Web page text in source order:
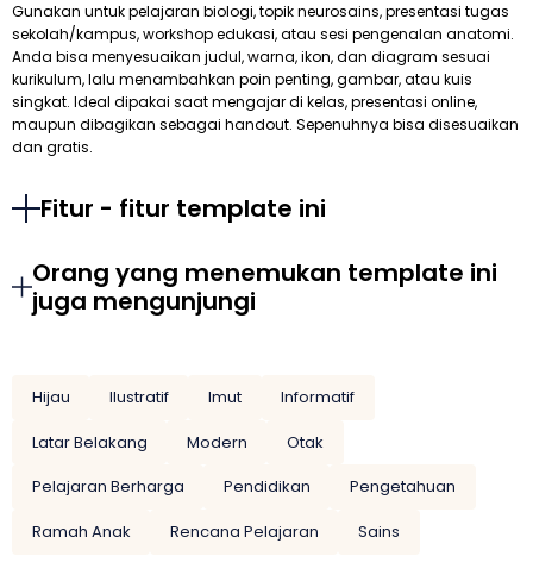
Gunakan untuk pelajaran biologi, topik neurosains, presentasi tugas
sekolah/kampus, workshop edukasi, atau sesi pengenalan anatomi.
Anda bisa menyesuaikan judul, warna, ikon, dan diagram sesuai
kurikulum, lalu menambahkan poin penting, gambar, atau kuis
singkat. Ideal dipakai saat mengajar di kelas, presentasi online,
maupun dibagikan sebagai handout. Sepenuhnya bisa disesuaikan
dan gratis.
Fitur - fitur template ini
Orang yang menemukan template ini
juga mengunjungi
Hijau Ilustratif Imut
Informatif
Latar Belakang
Modern
Otak
Pelajaran Berharga
Pendidikan
Pengetahuan
Ramah Anak
Rencana Pelajaran Sains